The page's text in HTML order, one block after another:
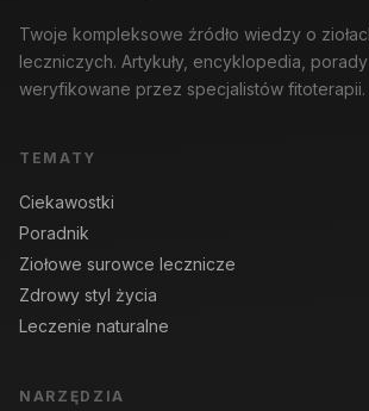
Twoje kompleksowe źródło wiedzy o
leczniczych. Artykuły, encyklopedia,
weryfikowane przez specjalistów fitoterapii.
TEMATY
Ciekawostki
Poradnik
Ziołowe surowce lecznicze
Zdrowy styl życia
Leczenie naturalne
NARZĘDZIA